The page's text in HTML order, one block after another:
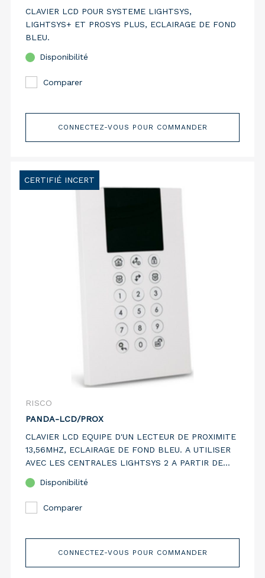
CLAVIER LCD POUR SYSTEME LIGHTSYS,
LIGHTSYS+ ET PROSYS PLUS, ECLAIRAGE DE FOND
BLEU.
Disponibilité
Comparer
CONNECTEZ-VOUS POUR COMMANDER
CERTIFIÉ INCERT
RISCO
PANDA-LCD/PROX
CLAVIER LCD EQUIPE D'UN LECTEUR DE PROXIMITE
13,56MHZ, ECLAIRAGE DE FOND BLEU. A UTILISER
AVEC LES CENTRALES LIGHTSYS 2 A PARTIR DE
VERSION 5.64 ET PROSYS PLUS.
Disponibilité
Comparer
CONNECTEZ-VOUS POUR COMMANDER